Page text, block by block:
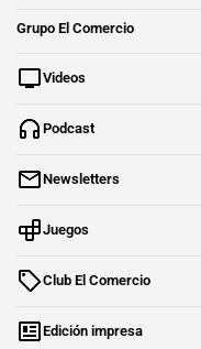
Grupo El Comercio
Videos
Podcast
Newsletters
Juegos
Club El Comercio
Edición impresa